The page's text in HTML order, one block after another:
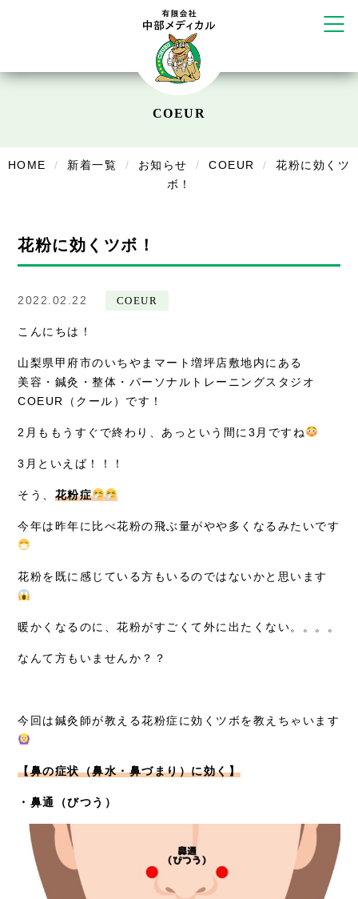
デイサービス
美容鍼・コルギ
症例別施術
採用情報
COEUR
HOME 新着一覧 お知らせ COEUR
花粉に効くツ
ボ！
花粉に効くツボ！
2022.02.22 COEUR
こんにちは！
山梨県甲府市のいちやまマート増坪店敷地内にある
美容・鍼灸・整体・パーソナルトレーニングスタジオ
COEUR（クール）です！
2月ももうすぐで終わり、あっという間に3月ですね
3月といえば！！！
そう、 花粉症
今年は昨年に比べ花粉の飛ぶ量がやや多くなるみたいです
花粉を既に感じている方もいるのではないかと思います
暖かくなるのに、花粉がすごくて外に出たくない。。。。
なんて方もいませんか？？
今回は鍼灸師が教える花粉症に効くツボを教えちゃいます
【鼻の症状（鼻水・鼻づまり）に効く】
・鼻通（びつう）